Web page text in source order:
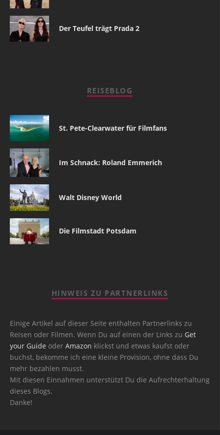
Der Teufel trägt Prada 2
REISEBLOG
St. Pete-Clearwater für Filmfans
Im Schnack: Roland Emmerich
Walt Disney World
Die Filmstadt Potsdam
HINWEIS ZU PARTNERLINKS
Einige Artikel auf dieser Seite enthalten Partnerlinks zu
Reisen oder Filmen. Wenn Du auf einen der Links zu Get
your Guide oder Amazon klickst und etwas kaufst oder
buchst, bekomme ich eine kleine Provision, ohne dass Du
mehr bezahlen musst.
Mit diesen Einnahmen unterstützt Du die Aufrechterhaltung
dieses Blogs.
Danke!